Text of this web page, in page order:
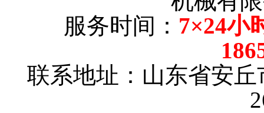
服务时间： 7×24小
联系地址：山东省安